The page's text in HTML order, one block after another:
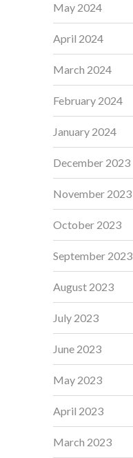
May 2024
April 2024
March 2024
February 2024
January 2024
December 2023
November 2023
October 2023
September 2023
August 2023
July 2023
June 2023
May 2023
April 2023
March 2023